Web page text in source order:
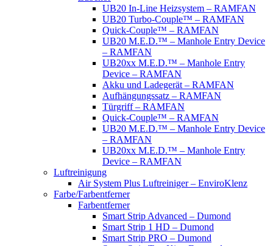
UB20 In-Line Heizsystem – RAMFAN
UB20 Turbo-Couple™ – RAMFAN
Quick-Couple™ – RAMFAN
UB20 M.E.D.™ – Manhole Entry Device
– RAMFAN
UB20xx M.E.D.™ – Manhole Entry
Device – RAMFAN
Akku und Ladegerät – RAMFAN
Aufhängungssatz – RAMFAN
Türgriff – RAMFAN
Quick-Couple™ – RAMFAN
UB20 M.E.D.™ – Manhole Entry Device
– RAMFAN
UB20xx M.E.D.™ – Manhole Entry
Device – RAMFAN
Luftreinigung
Air System Plus Luftreiniger – EnviroKlenz
Farbe/Farbentferner
Farbentferner
Smart Strip Advanced – Dumond
Smart Strip 1 HD – Dumond
Smart Strip PRO – Dumond